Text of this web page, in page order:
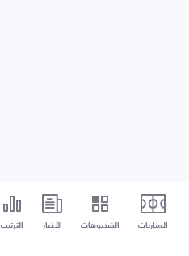
المباريات الفيديوهات الأخبار الترتيب